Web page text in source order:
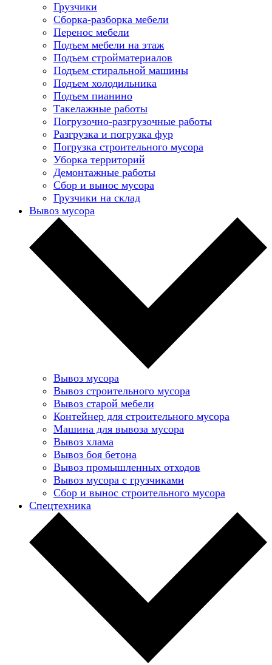
Грузчики
Сборка-разборка мебели
Перенос мебели
Подъем мебели на этаж
Подъем стройматериалов
Подъем стиральной машины
Подъем холодильника
Подъем пианино
Такелажные работы
Погрузочно-разгрузочные работы
Разгрузка и погрузка фур
Погрузка строительного мусора
Уборка территорий
Демонтажные работы
Сбор и вынос мусора
Грузчики на склад
Вывоз мусора
Вывоз мусора
Вывоз строительного мусора
Вывоз старой мебели
Контейнер для строительного мусора
Машина для вывоза мусора
Вывоз хлама
Вывоз боя бетона
Вывоз промышленных отходов
Вывоз мусора с грузчиками
Сбор и вынос строительного мусора
Спецтехника